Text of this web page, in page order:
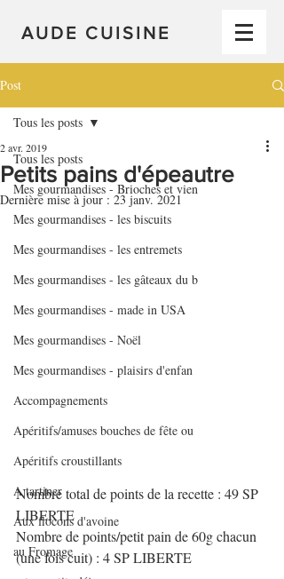
AUDE CUISINE
Post
Tous les posts
Mes gourmandises - Brioches et vien
Mes gourmandises - les biscuits
Mes gourmandises - les entremets
Mes gourmandises - les gâteaux du b
Mes gourmandises - made in USA
Mes gourmandises - Noël
Mes gourmandises - plaisirs d'enfan
Accompagnements
Apéritifs/amuses bouches de fête ou
Apéritifs croustillants
A tartiner
Aux flocons d'avoine
au Fromage
Tous les posts
Petits pains d'épeautre
2 avr. 2019
Dernière mise à jour : 23 janv. 2021
Nombre total de points de la recette : 49 SP
LIBERTE
Nombre de points/petit pain de 60g chacun
(une fois cuit) : 4 SP LIBERTE